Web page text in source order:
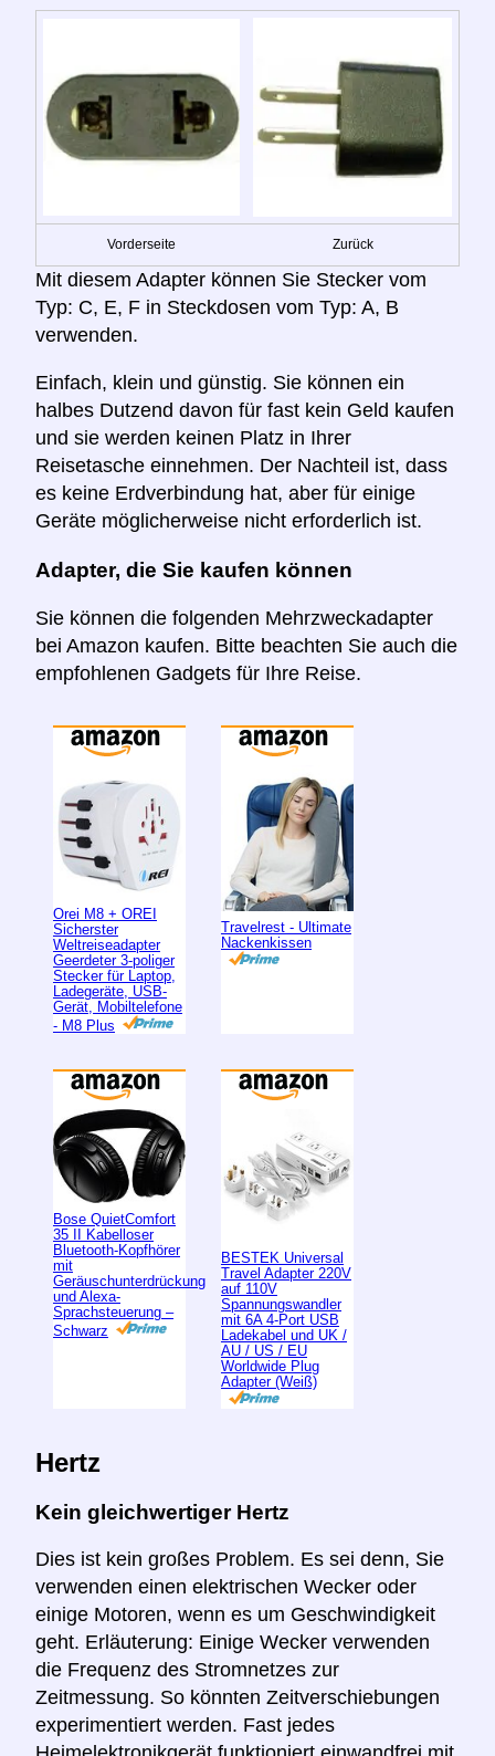
Vorderseite Zurück
Mit diesem Adapter können Sie Stecker vom
Typ: C, E, F in Steckdosen vom Typ: A, B
verwenden.
Einfach, klein und günstig. Sie können ein
halbes Dutzend davon für fast kein Geld kaufen
und sie werden keinen Platz in Ihrer
Reisetasche einnehmen. Der Nachteil ist, dass
es keine Erdverbindung hat, aber für einige
Geräte möglicherweise nicht erforderlich ist.
Adapter, die Sie kaufen können
Sie können die folgenden Mehrzweckadapter
bei Amazon kaufen. Bitte beachten Sie auch die
empfohlenen Gadgets für Ihre Reise.
Orei M8 + OREI
Sicherster
Weltreiseadapter
Geerdeter 3-poliger
Stecker für Laptop,
Ladegeräte, USB-
Gerät, Mobiltelefone
- M8 Plus
Travelrest - Ultimate
Nackenkissen
Bose QuietComfort
35 II Kabelloser
Bluetooth-Kopfhörer
mit
Geräuschunterdrückung
und Alexa-
Sprachsteuerung –
Schwarz
BESTEK Universal
Travel Adapter 220V
auf 110V
Spannungswandler
mit 6A 4-Port USB
Ladekabel und UK /
AU / US / EU
Worldwide Plug
Adapter (Weiß)
Hertz
Kein gleichwertiger Hertz
Dies ist kein großes Problem. Es sei denn, Sie
verwenden einen elektrischen Wecker oder
einige Motoren, wenn es um Geschwindigkeit
geht. Erläuterung: Einige Wecker verwenden
die Frequenz des Stromnetzes zur
Zeitmessung. So könnten Zeitverschiebungen
experimentiert werden. Fast jedes